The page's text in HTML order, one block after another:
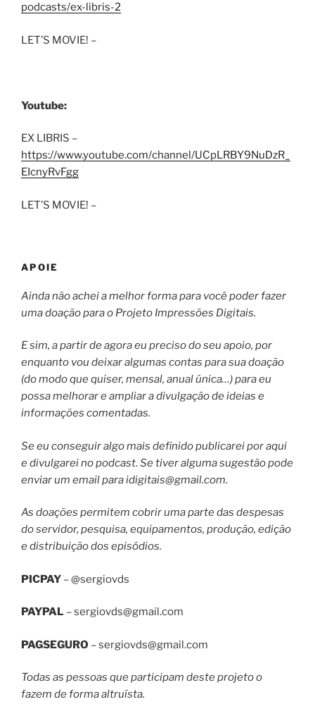
podcasts/ex-libris-2
LET’S MOVIE! –
Youtube:
EX LIBRIS –
https://www.youtube.com/channel/UCpLRBY9NuDzR_
EIcnyRvFgg
LET’S MOVIE! –
APOIE
Ainda não achei a melhor forma para você poder fazer
uma doação para o Projeto Impressões Digitais.
E sim, a partir de agora eu preciso do seu apoio, por
enquanto vou deixar algumas contas para sua doação
(do modo que quiser, mensal, anual única…) para eu
possa melhorar e ampliar a divulgação de ideias e
informações comentadas.
Se eu conseguir algo mais definido publicarei por aqui
e divulgarei no podcast. Se tiver alguma sugestão pode
enviar um email paraidigitais@gmail.com.
As doações permitem cobrir uma parte das despesas
do servidor, pesquisa, equipamentos, produção, edição
e distribuição dos episódios.
PICPAY – @sergiovds
PAYPAL –sergiovds@gmail.com
PAGSEGURO –sergiovds@gmail.com
Todas as pessoas que participam deste projeto o
fazem de forma altruísta.